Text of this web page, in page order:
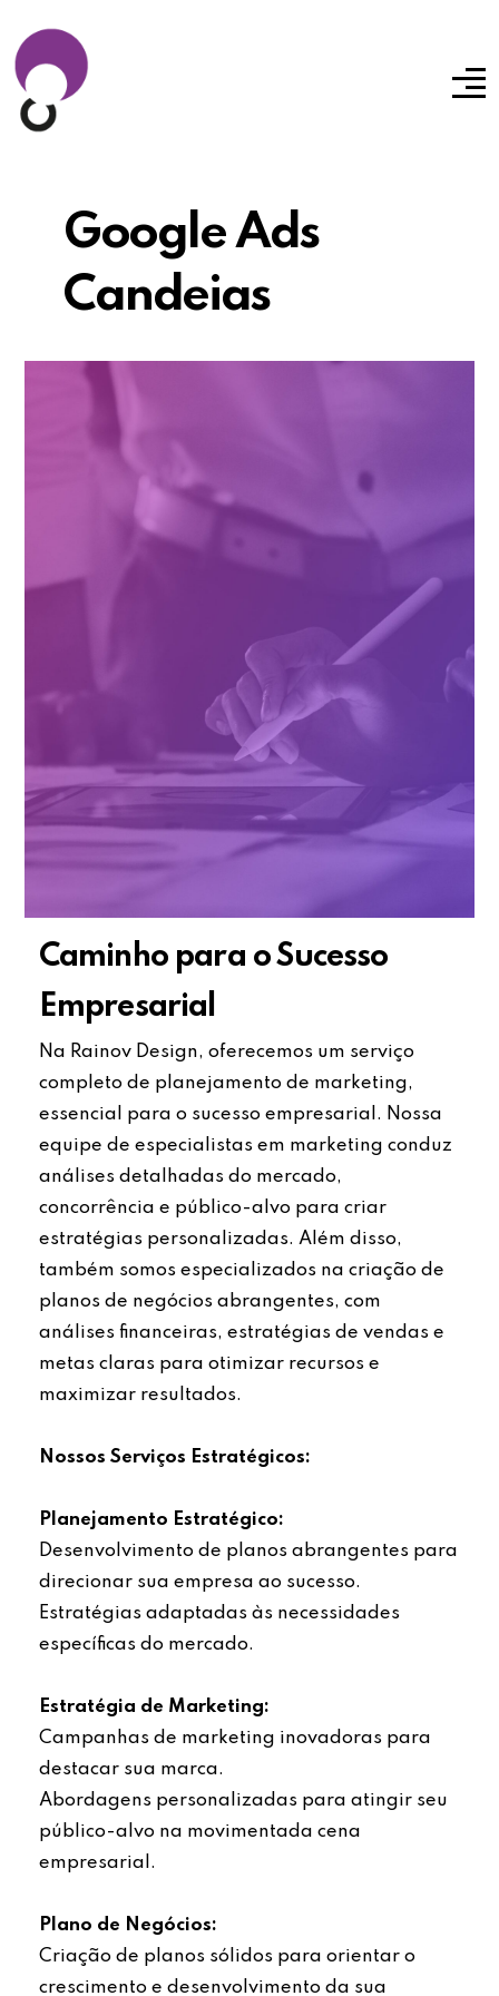
Google Ads
Candeias
Caminho para o Sucesso
Empresarial
Na Rainov Design, oferecemos um serviço
completo de planejamento de marketing,
essencial para o sucesso empresarial. Nossa
equipe de especialistas em marketing conduz
análises detalhadas do mercado,
concorrência e público-alvo para criar
estratégias personalizadas. Além disso,
também somos especializados na criação de
planos de negócios abrangentes, com
análises financeiras, estratégias de vendas e
metas claras para otimizar recursos e
maximizar resultados.
Nossos Serviços Estratégicos:
Planejamento Estratégico:
Desenvolvimento de planos abrangentes para
direcionar sua empresa ao sucesso.
Estratégias adaptadas às necessidades
específicas do mercado.
Estratégia de Marketing:
Campanhas de marketing inovadoras para
destacar sua marca.
Abordagens personalizadas para atingir seu
público-alvo na movimentada cena
empresarial.
Plano de Negócios:
Criação de planos sólidos para orientar o
crescimento e desenvolvimento da sua